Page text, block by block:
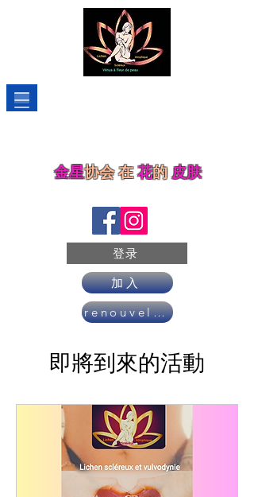
金星协会 在 花的 皮肤
登录
加入
renouveler son adhésion
即將到來的活動